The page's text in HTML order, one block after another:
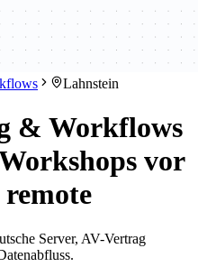
Lahnstein
& Workflows
vor
Server, AV-Vertrag